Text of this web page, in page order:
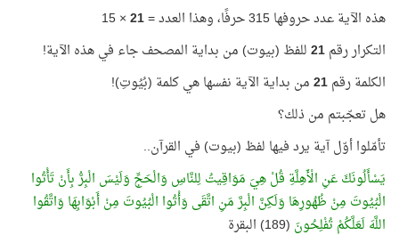
هذه الآية عدد حروفها 315 حرفًا، وهذا العدد =
21
× 15
التكرار رقم21للفظ (بيوت) من بداية المصحف جاء في هذه الآية!
الكلمة رقم21من بداية الآية نفسها هي كلمة (بُيُوتِ)!
هل تعجّبتم من ذلك؟
تأمّلوا أوّل آية يرد فيها لفظ (بيوت) في القرآن..
يَسْأَلُونَكَ عَنِ الْأَهِلَّةِ قُلْ هِيَ مَوَاقِيتُ لِلنَّاسِ وَالْحَجِّ وَلَيْسَ الْبِرُّ بِأَنْ تَأْتُوا
الْبُيُوتَ مِنْ ظُهُورِهَا وَلَكِنَّ الْبِرَّ مَنِ اتَّقَى وَأْتُوا الْبُيُوتَ مِنْ أَبْوَابِهَا وَاتَّقُوا
اللَّهَ لَعَلَّكُمْ تُفْلِحُونَ (189) البقرة